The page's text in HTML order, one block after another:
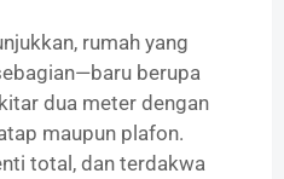
rumah yang
berupa
dua meter dengan
maupun plafon.
total, dan terdakwa